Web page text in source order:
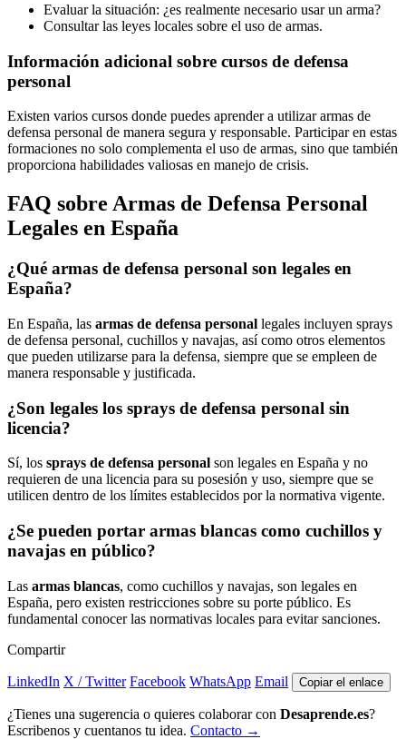
Evaluar la situación: ¿es realmente necesario usar un arma?
Consultar las leyes locales sobre el uso de armas.
Información adicional sobre cursos de defensa
personal
Existen varios cursos donde puedes aprender a utilizar armas de
defensa personal de manera segura y responsable. Participar en estas
formaciones no solo complementa el uso de armas, sino que también
proporciona habilidades valiosas en manejo de crisis.
FAQ sobre Armas de Defensa Personal
Legales en España
¿Qué armas de defensa personal son legales en
España?
En España, las armas de defensa personal legales incluyen sprays
de defensa personal, cuchillos y navajas, así como otros elementos
que pueden utilizarse para la defensa, siempre que se empleen de
manera responsable y justificada.
¿Son legales los sprays de defensa personal sin
licencia?
Sí, los sprays de defensa personal son legales en España y no
requieren de una licencia para su posesión y uso, siempre que se
utilicen dentro de los límites establecidos por la normativa vigente.
¿Se pueden portar armas blancas como cuchillos y
navajas en público?
Las armas blancas, como cuchillos y navajas, son legales en
España, pero existen restricciones sobre su porte público. Es
fundamental conocer las normativas locales para evitar sanciones.
Compartir
LinkedIn X / Twitter Facebook WhatsApp Email Copiar el enlace
¿Tienes una sugerencia o quieres colaborar con Desaprende.es?
Escribenos y cuentanos tu idea. Contacto →